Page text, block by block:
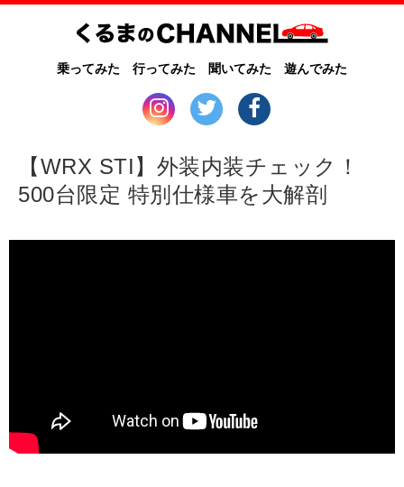
乗ってみた 行ってみた 聞いてみた 遊んでみた
【WRX STI】外装内装チェック！
500台限定 特別仕様車を大解剖